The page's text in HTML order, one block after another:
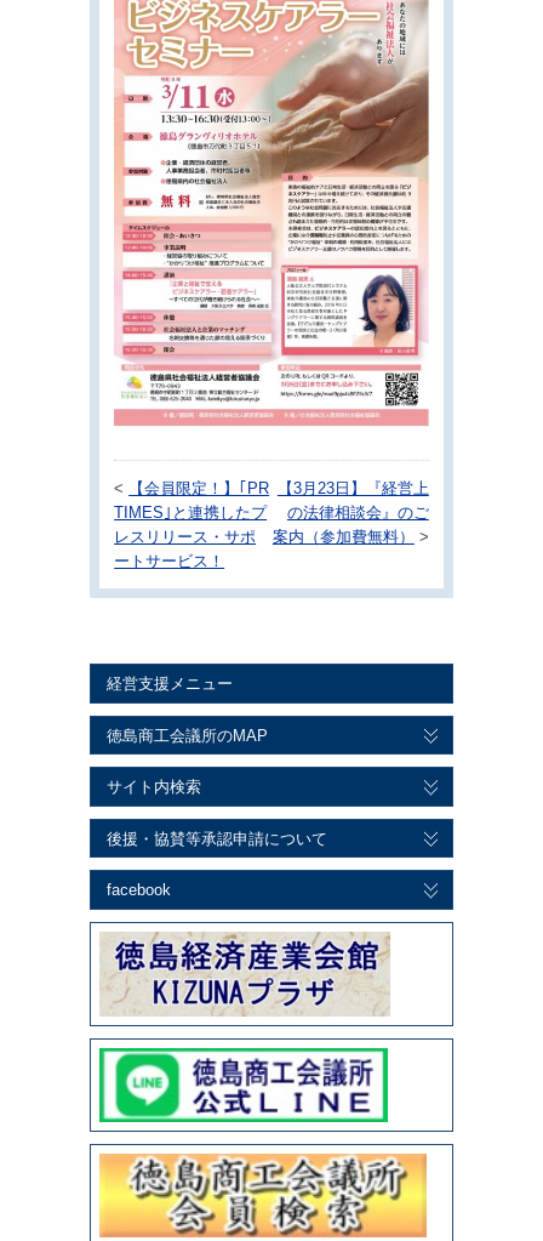
<
【会員限定！】｢PR
TIMES｣と連携したプ
レスリリース・サポ
ートサービス！
【3月23日】『経営上
の法律相談会』のご
案内（参加費無料）
>
経営支援メニュー
徳島商工会議所のMAP
サイト内検索
後援・協賛等承認申請について
facebook